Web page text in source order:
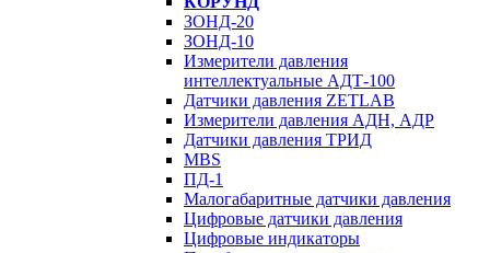
ЗОНД-20
ЗОНД-10
Измерители давления
интеллектуальные АДТ-100
Датчики давления ZETLAB
Измерители давления АДН, АДР
Датчики давления ТРИД
MBS
ПД-1
Малогабаритные датчики давления
Цифровые датчики давления
Цифровые индикаторы